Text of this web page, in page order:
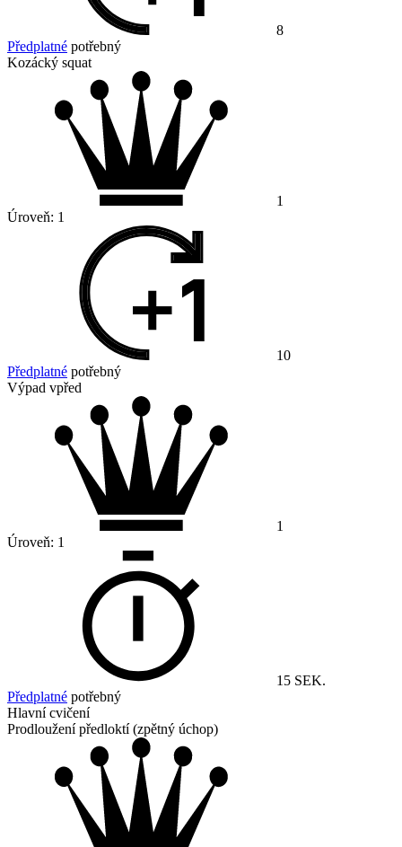
8
Předplatné potřebný
Kozácký squat
1
Úroveň: 1
10
Předplatné potřebný
Výpad vpřed
1
Úroveň: 1
15 SEK.
Předplatné potřebný
Hlavní cvičení
Prodloužení předloktí (zpětný úchop)